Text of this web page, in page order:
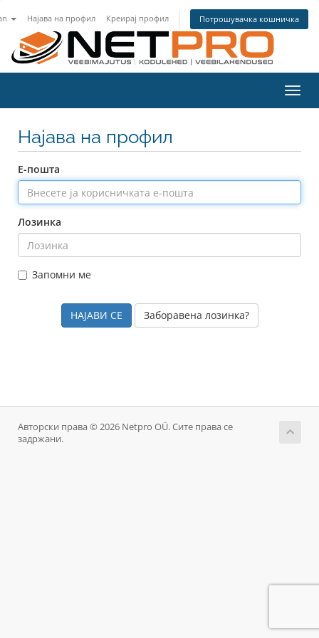
Најава на профил Креирај профил Потрошувачка кошничка
ја
Најава на профил
Е-пошта
Лозинка
Запомни ме
Заборавена лозинка?
Авторски права © 2026 Netpro OÜ. Сите права се
задржани.